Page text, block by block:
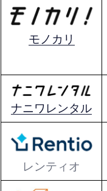
モノカリ
ナニワレンタル
レンティオ